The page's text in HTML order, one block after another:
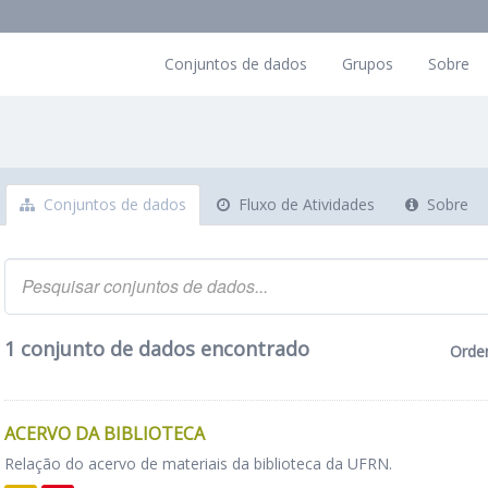
Conjuntos de dados Grupos Sobre
Conjuntos de dados Fluxo de Atividades Sobre
1 conjunto de dados encontrado
ACERVO DA BIBLIOTECA
Relação do acervo de materiais da biblioteca da UFRN.